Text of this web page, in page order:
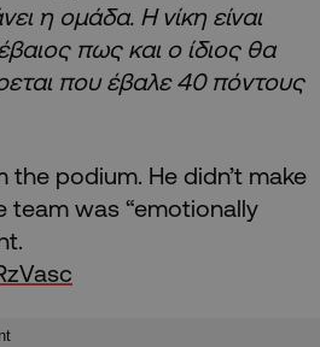
η ομάδα. Η νίκη είναι
πως και ο ίδιος θα
που έβαλε 40 πόντους
the podium. He didn’t make
team was “emotionally